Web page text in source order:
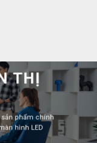
THỊ
sản phẩm chính
hình LED